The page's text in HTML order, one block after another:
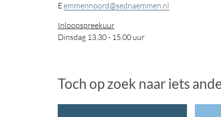
Eemmennoord@sednaemmen.nl
Inloopspreekuur
Dinsdag 13.30 - 15.00 uur
Toch op zoek naar iets